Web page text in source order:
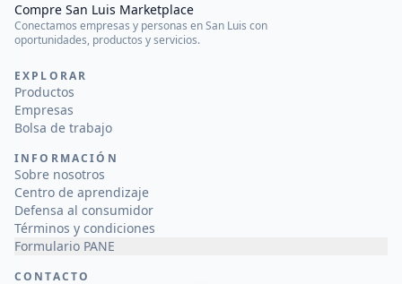
Compre San Luis Marketplace
Conectamos empresas y personas en San Luis con
oportunidades, productos y servicios.
EXPLORAR
Productos
Empresas
Bolsa de trabajo
INFORMACIÓN
Sobre nosotros
Centro de aprendizaje
Defensa al consumidor
Términos y condiciones
Formulario PANE
CONTACTO